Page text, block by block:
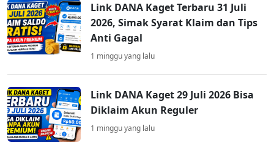
Link DANA Kaget Terbaru 31 Juli
2026, Simak Syarat Klaim dan Tips
Anti Gagal
1 minggu yang lalu
Link DANA Kaget 29 Juli 2026 Bisa
Diklaim Akun Reguler
1 minggu yang lalu